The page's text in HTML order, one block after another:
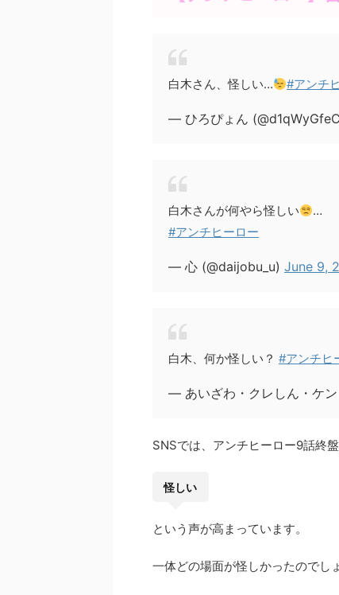
白木さん、怪しい… #アンチ
— ひろぴょん
白木さんが何やら怪しい
…
#アンチヒーロー
— 心 (@daijobu_u) June 9,
白木、何か怪しい？ #アンチヒ
— あいざわ・クレしん・ケ
SNSでは、アンチヒーロー9話終
怪しい
という声が高まっています。
一体どの場面が怪しかったのでし